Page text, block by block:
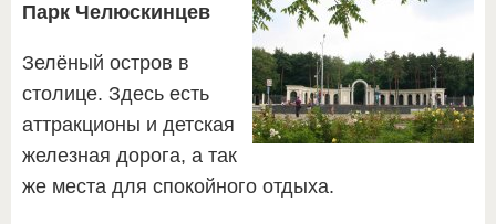
Парк Челюскинцев
Зелёный остров в
столице. Здесь есть
аттракционы и детская
железная дорога, а так
же места для спокойного отдыха.